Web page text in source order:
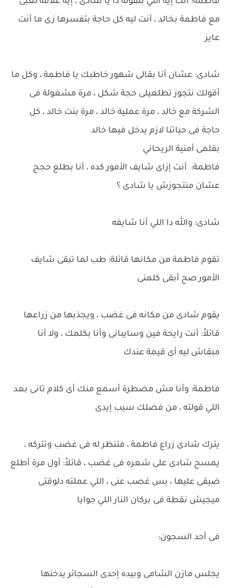
مع فاطمة بخالد ، أنت ليه كل حاجة بتفسرها زى ما أنت
عايز
شادى: عشان أنا بقالى شهور خاطبك يا فاطمة ، وكل ما
أقولك نتجوز تطلعيلى حجة شكل ، مرة مشغولة فى
الشركة مع خالد ، مرة عملية خالد ، مرة بنت خالد ، كل
حاجة فى حياتنا لازم يدخل فيها خالد
بقلمى أمنية الريحاني
فاطمة: أنت إزاى شايف الأمور كده ، أنا بطلع حجج
عشان منتجوزش يا شادى ؟
شادى: والله دا اللي أنا شايفه
تقوم فاطمة من مكانها قائلة: طب لما تبقى شايف
الأمور صح أبقى كلمنى
يقوم شادى من مكانه فى غضب ، ويجذبها من زراعها
قائلاً: أنت رايحة فين وسايبانى وأنا بكلمك ، ولا أنا
مبقاش ليه أى قيمة عندك
فاطمة: وأنا مش مضطرة أسمع منك أى كلام تانى بعد
اللي قولته ، من فضلك سيب إيدى
يترك شادى زراع فاطمة ، فتنظر له فى غضب وتتركه ،
يمسح شادى على شعره فى غضب ، قائلاً: أول مرة أطلع
ضيقى عليها ، بس غصب عنى ، اللي عملته دلوقتى
ميجيش نقطة فى بركان النار اللي جوايا
فى أحد السجون:
يجلس مازن الشامى وبيده إحدى السجائر يدخنها